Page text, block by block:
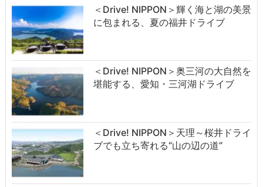
＜Drive! NIPPON＞輝く海と湖の美景
に包まれる、夏の福井ドライブ
＜Drive! NIPPON＞奥三河の大自然を
堪能する、愛知・三河湖ドライブ
＜Drive! NIPPON＞天理～桜井ドライ
ブでも立ち寄れる“山の辺の道”